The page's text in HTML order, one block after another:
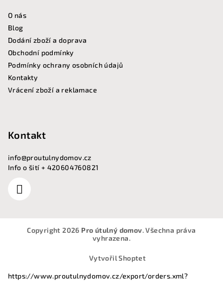
O nás
Blog
Dodání zboží a doprava
Obchodní podmínky
Podmínky ochrany osobních údajů
Kontakty
Vrácení zboží a reklamace
Kontakt
info@proutulnydomov.cz
Info o šití + 420604760821
Copyright 2026 Pro útulný domov. Všechna práva
vyhrazena.
Vytvořil Shoptet
https://www.proutulnydomov.cz/export/orders.xml?